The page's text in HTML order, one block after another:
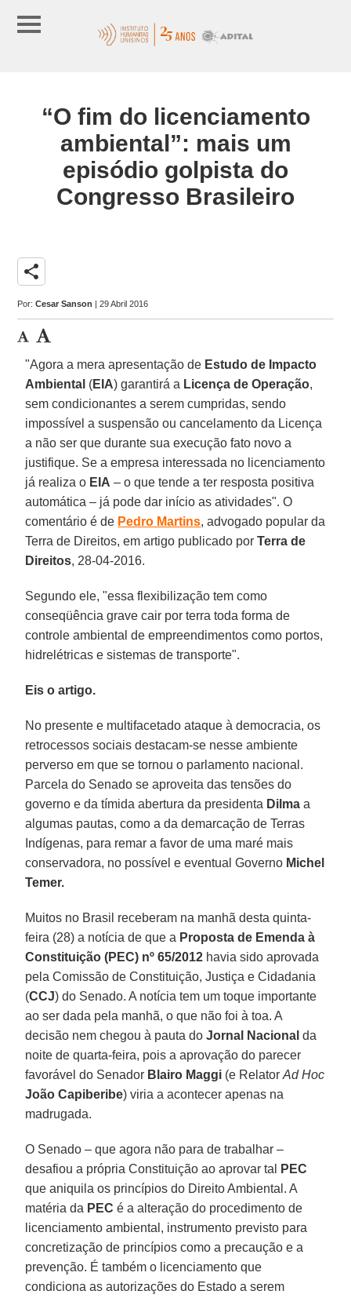
“O fim do licenciamento
ambiental”: mais um
episódio golpista do
Congresso Brasileiro
share
Por:Cesar Sanson | 29 Abril 2016
"Agora a mera apresentação de Estudo de Impacto
Ambiental (EIA) garantirá a Licença de Operação,
sem condicionantes a serem cumpridas, sendo
impossível a suspensão ou cancelamento da Licença
a não ser que durante sua execução fato novo a
justifique. Se a empresa interessada no licenciamento
já realiza o EIA – o que tende a ter resposta positiva
automática – já pode dar início as atividades". O
comentário é de Pedro Martins, advogado popular da
Terra de Direitos, em artigo publicado porTerra de
Direitos, 28-04-2016.
Segundo ele, "essa flexibilização tem como
conseqüência grave cair por terra toda forma de
controle ambiental de empreendimentos como portos,
hidrelétricas e sistemas de transporte".
Eis o artigo.
No presente e multifacetado ataque à democracia, os
retrocessos sociais destacam-se nesse ambiente
perverso em que se tornou o parlamento nacional.
Parcela do Senado se aproveita das tensões do
governo e da tímida abertura da presidenta Dilma a
algumas pautas, como a da demarcação de Terras
Indígenas, para remar a favor de uma maré mais
conservadora, no possível e eventual Governo Michel
Temer.
Muitos no Brasil receberam na manhã desta quinta-
feira (28) a notícia de que a Proposta de Emenda à
Constituição (PEC) nº 65/2012 havia sido aprovada
pela Comissão de Constituição, Justiça e Cidadania
(CCJ) do Senado. A notícia tem um toque importante
ao ser dada pela manhã, o que não foi à toa. A
decisão nem chegou à pauta doJornal Nacional da
noite de quarta-feira, pois a aprovação do parecer
favorável do Senador Blairo Maggi (e RelatorAd Hoc
João Capiberibe) viria a acontecer apenas na
madrugada.
O Senado – que agora não para de trabalhar –
desafiou a própria Constituição ao aprovar tal
PEC
que aniquila os princípios do Direito Ambiental. A
matéria da PEC é a alteração do procedimento de
licenciamento ambiental, instrumento previsto para
concretização de princípios como a precaução e a
prevenção. É também o licenciamento que
condiciona as autorizações do Estado a serem